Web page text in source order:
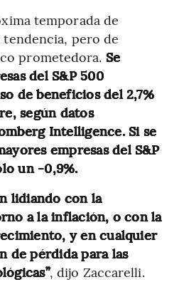
temporada de
pero de
prometedora. Se
del S&P 500
de beneficios del 2,7%
según datos
Intelligence. Si se
empresas del S&P
un -0,9%.
lidiando con la
a la inflación, o con la
y en cualquier
de pérdida para las
, dijo Zaccarelli.